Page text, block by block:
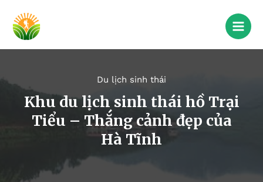
Du lịch sinh thái
Khu du lịch sinh thái hồ Trại
Tiểu – Thắng cảnh đẹp của
Hà Tĩnh